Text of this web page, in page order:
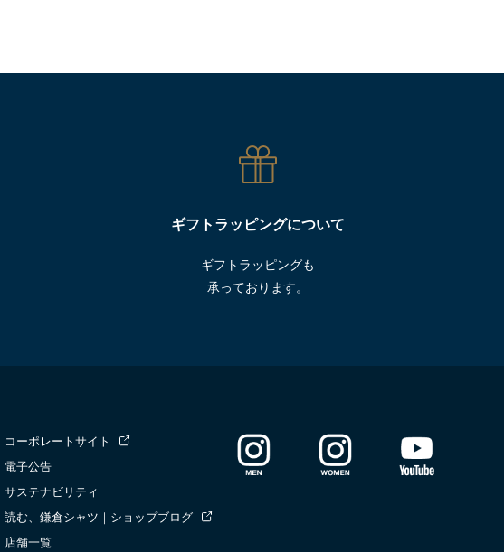
ギフトラッピングについて
ギフトラッピングも
承っております。
コーポレートサイト
電子公告
サステナビリティ
読む、鎌倉シャツ｜ショップブログ
店舗一覧